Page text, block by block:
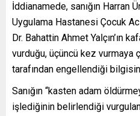
İddianamede, sanığın Harran
Uygulama Hastanesi Çocuk
Dr. Bahattin Ahmet Yalçın’ın
vurduğu, üçüncü kez vurmaya
tarafından engellendiği
Sanığın “kasten adam
işlediğinin belirlendiği